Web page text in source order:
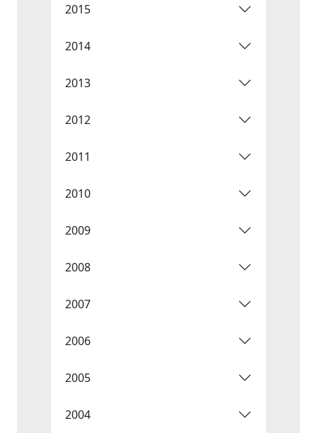
2015
2014
2013
2012
2011
2010
2009
2008
2007
2006
2005
2004